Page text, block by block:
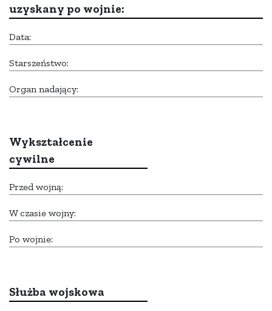
uzyskany po wojnie:
Data:
Starszeństwo:
Organ nadający:
Wykształcenie
cywilne
Przed wojną:
W czasie wojny:
Po wojnie:
Służba wojskowa